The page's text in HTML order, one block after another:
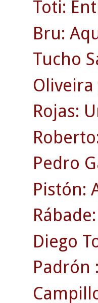
Toti:
Bru:
Tucho
Rojas:
Pedro
Pistón:
Diego
Padrón